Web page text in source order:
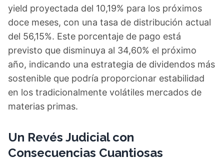
yield proyectada del 10,19% para los próximos
doce meses, con una tasa de distribución actual
del 56,15%. Este porcentaje de pago está
previsto que disminuya al 34,60% el próximo
año, indicando una estrategia de dividendos más
sostenible que podría proporcionar estabilidad
en los tradicionalmente volátiles mercados de
materias primas.
Un Revés Judicial con
Consecuencias Cuantiosas